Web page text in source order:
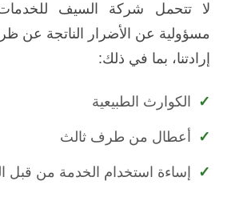
لا تتحمل شركة السيف
مسؤولية عن الأضرار الناتجة عن
إرادتنا، بما في ذلك:
الكوارث الطبيعية
أعطال من طرف ثالث
إساءة استخدام الخدمة من قبل